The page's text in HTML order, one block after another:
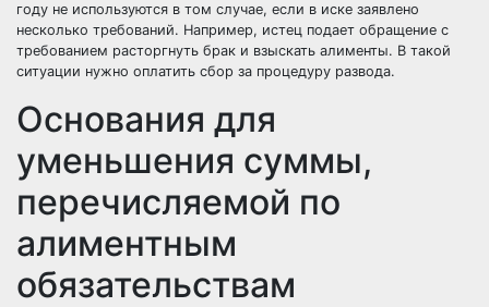
году не используются в том случае, если в иске заявлено
несколько требований. Например, истец подает обращение с
требованием расторгнуть брак и взыскать алименты. В такой
ситуации нужно оплатить сбор за процедуру развода.
Основания для
уменьшения суммы,
перечисляемой по
алиментным
обязательствам